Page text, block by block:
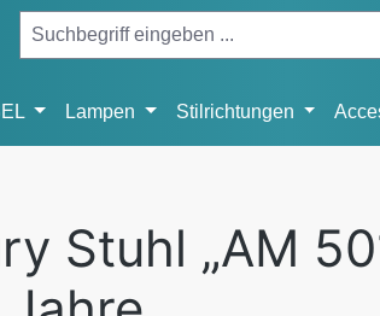
Lampen Stilrichtungen
Stuhl „AM